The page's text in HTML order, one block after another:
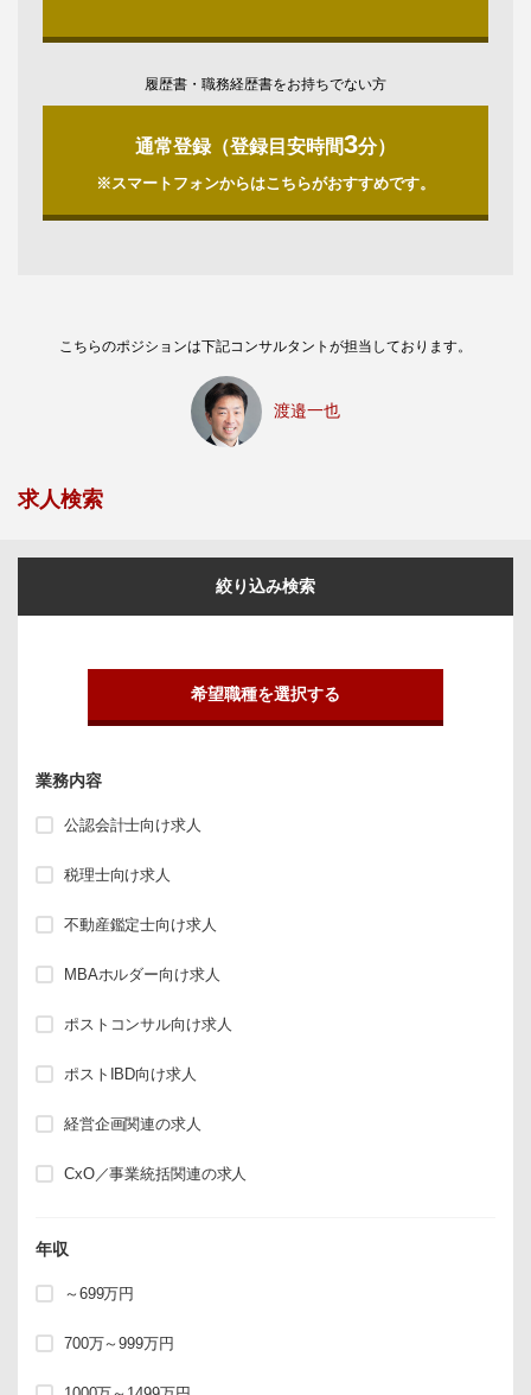
履歴書・職務経歴書をお持ちでない方
通常登録（登録目安時間3分）
※スマートフォンからはこちらがおすすめです。
こちらのポジションは下記コンサルタントが担当しております。
渡邉一也
求人検索
絞り込み検索
希望職種を選択する
業務内容
公認会計士向け求人
税理士向け求人
不動産鑑定士向け求人
MBAホルダー向け求人
ポストコンサル向け求人
ポストIBD向け求人
経営企画関連の求人
CxO／事業統括関連の求人
年収
～699万円
700万～999万円